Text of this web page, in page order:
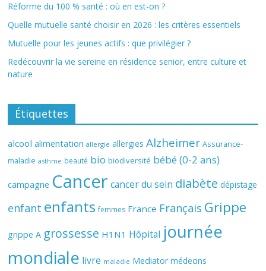
Réforme du 100 % santé : où en est-on ?
Quelle mutuelle santé choisir en 2026 : les critères essentiels
Mutuelle pour les jeunes actifs : que privilégier ?
Redécouvrir la vie sereine en résidence senior, entre culture et
nature
Étiquettes
alcool alimentation allergie allergies Alzheimer Assurance-
maladie asthme beauté bio biodiversité bébé (0-2 ans)
campagne Cancer cancer du sein diabète dépistage
enfant enfants femmes France Français Grippe
grippe A grossesse H1N1 Hôpital journée
mondiale livre maladie Mediator médecins